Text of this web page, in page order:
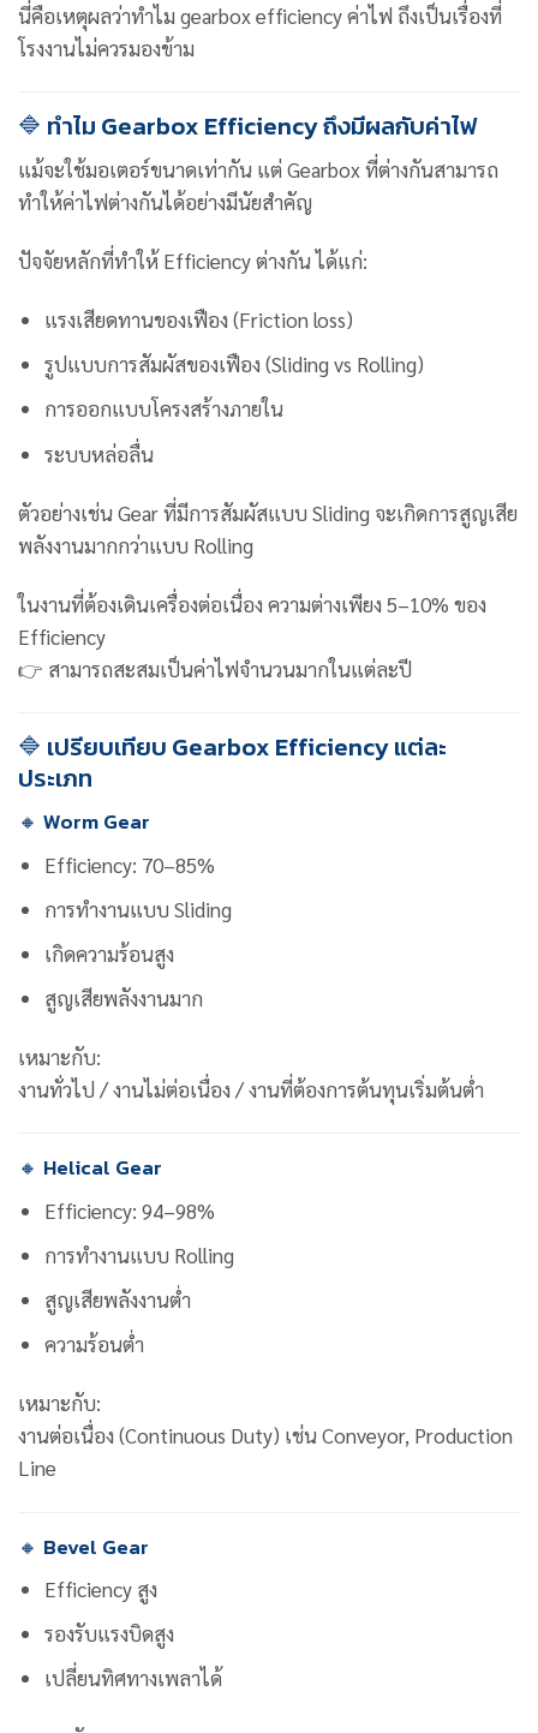
นี่คือเหตุผลว่าทำไม gearbox efficiency ค่าไฟ ถึงเป็นเรื่องที่
โรงงานไม่ควรมองข้าม
🔷 ทำไม Gearbox Efficiency ถึงมีผลกับค่าไฟ
แม้จะใช้มอเตอร์ขนาดเท่ากัน แต่ Gearbox ที่ต่างกันสามารถ
ทำให้ค่าไฟต่างกันได้อย่างมีนัยสำคัญ
ปัจจัยหลักที่ทำให้ Efficiency ต่างกัน ได้แก่:
แรงเสียดทานของเฟือง (Friction loss)
รูปแบบการสัมผัสของเฟือง (Sliding vs Rolling)
การออกแบบโครงสร้างภายใน
ระบบหล่อลื่น
ตัวอย่างเช่น Gear ที่มีการสัมผัสแบบ Sliding จะเกิดการสูญเสีย
พลังงานมากกว่าแบบ Rolling
ในงานที่ต้องเดินเครื่องต่อเนื่อง ความต่างเพียง 5–10% ของ
Efficiency
👉 สามารถสะสมเป็นค่าไฟจำนวนมากในแต่ละปี
🔷 เปรียบเทียบ Gearbox Efficiency แต่ละ
ประเภท
🔸 Worm Gear
Efficiency: 70–85%
การทำงานแบบ Sliding
เกิดความร้อนสูง
สูญเสียพลังงานมาก
เหมาะกับ:
งานทั่วไป / งานไม่ต่อเนื่อง / งานที่ต้องการต้นทุนเริ่มต้นต่ำ
🔸 Helical Gear
Efficiency: 94–98%
การทำงานแบบ Rolling
สูญเสียพลังงานต่ำ
ความร้อนต่ำ
เหมาะกับ:
งานต่อเนื่อง (Continuous Duty) เช่น Conveyor, Production
Line
🔸 Bevel Gear
Efficiency สูง
รองรับแรงบิดสูง
เปลี่ยนทิศทางเพลาได้